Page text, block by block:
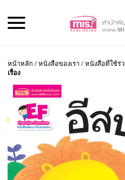
หน้าหลัก /หนังสือของเรา /หนังสือที่ใช้ร่
เรื่อง